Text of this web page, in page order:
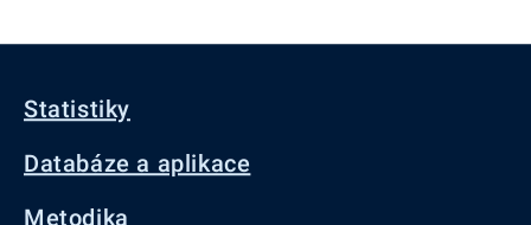
Statistiky
Databáze a aplikace
Metodika